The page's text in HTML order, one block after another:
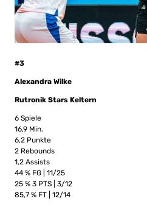
#3
Alexandra Wilke
Rutronik Stars Keltern
6 Spiele
16,9 Min.
6,2 Punkte
2 Rebounds
1,2 Assists
44 % FG | 11/25
25 % 3 PTS | 3/12
85,7 % FT | 12/14